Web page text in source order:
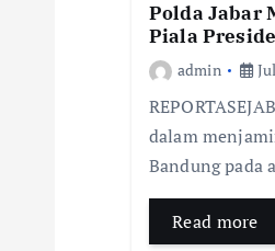
Polda Jabar
Piala
admin
dalam
Bandung pada
Read more